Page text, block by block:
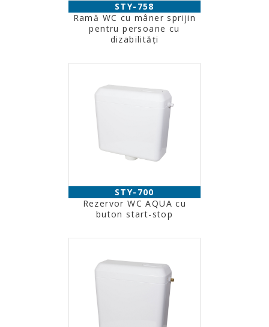
STY-758
Ramă WC cu mâner sprijin
pentru persoane cu
dizabilităţi
STY-700
Rezervor WC AQUA cu
buton start-stop